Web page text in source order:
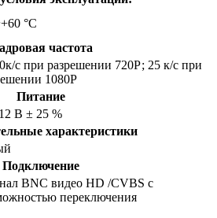
°C
частота
с при разрешении 720Р; 25 к/с при
1080Р
Питание
В ± 25 %
характеристики
Подключение
BNC видео HD /CVBS с
переключения